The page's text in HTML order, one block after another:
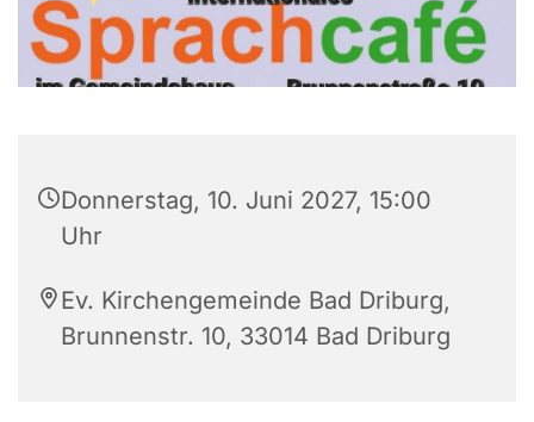
Donnerstag, 10. Juni 2027, 15:00
Uhr
Ev. Kirchengemeinde Bad Driburg,
Brunnenstr. 10, 33014 Bad Driburg